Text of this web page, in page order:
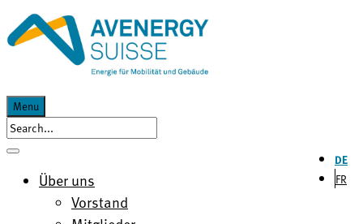
Menu
DE
FR
Über uns
Vorstand